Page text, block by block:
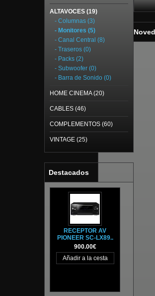
ALTAVOCES (19)
- Columnas (3)
- Monitores (5)
- Canal Central (8)
- Traseros (0)
- Packs (2)
- Subwoofer (0)
- Barra de Sonido (0)
HOME CINEMA (20)
CABLES (46)
COMPLEMENTOS (60)
VINTAGE (25)
Destacados
RECEPTOR AV
PIONEER SC-LX89..
900.00€